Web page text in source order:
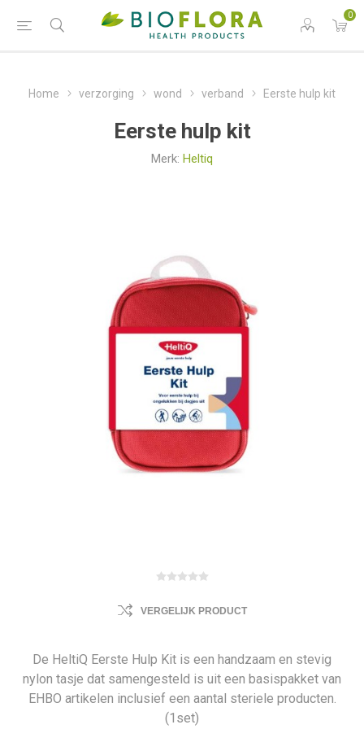
0
Home verzorging wond verband Eerste hulp kit
Eerste hulp kit
Merk: Heltiq
VERGELIJK PRODUCT
De HeltiQ Eerste Hulp Kit is een handzaam en stevig
nylon tasje dat samengesteld is uit een basispakket van
EHBO artikelen inclusief een aantal steriele producten.
(1set)